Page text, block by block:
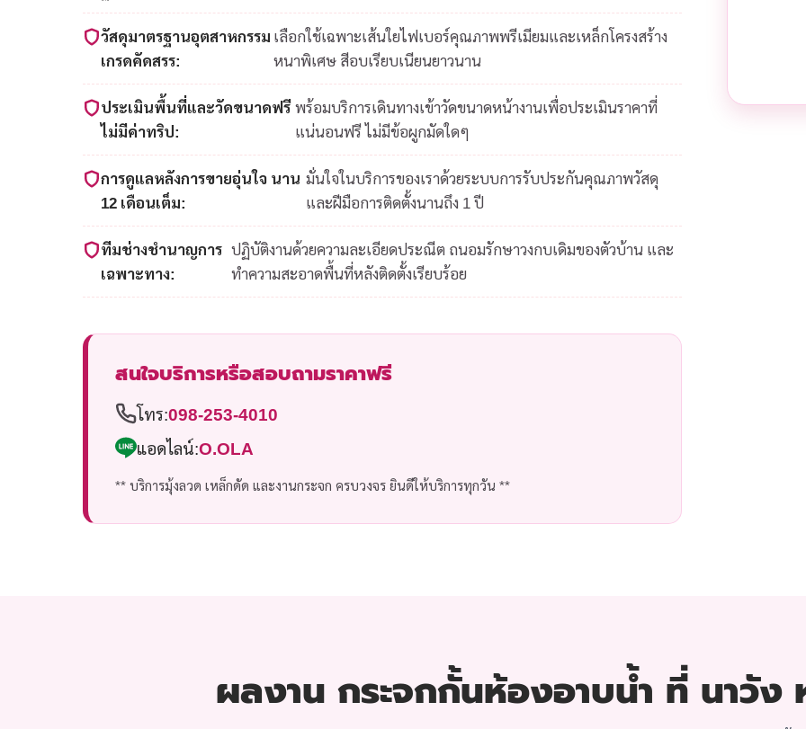
วัสดุมาตรฐานอุตสาหกรรม
เกรดคัดสรร:
เลือกใช้เฉพาะเส้นใยไฟเบอร์คุณภาพพรีเมียมและเหล็กโครงสร้าง
หนาพิเศษ สีอบเรียบเนียนยาวนาน
ประเมินพื้นที่และวัดขนาดฟรี
ไม่มีค่าทริป:
พร้อมบริการเดินทางเข้าวัดขนาดหน้างานเพื่อประเมินราคาที่
แน่นอนฟรี ไม่มีข้อผูกมัดใดๆ
การดูแลหลังการขายอุ่นใจ นาน
12 เดือนเต็ม:
มั่นใจในบริการของเราด้วยระบบการรับประกันคุณภาพวัสดุ
และฝีมือการติดตั้งนานถึง 1 ปี
ทีมช่างชำนาญการ
เฉพาะทาง:
ปฏิบัติงานด้วยความละเอียดประณีต ถนอมรักษาวงกบเดิมของตัวบ้าน และ
ทำความสะอาดพื้นที่หลังติดตั้งเรียบร้อย
สนใจบริการหรือสอบถามราคาฟรี
โทร:098-253-4010
แอดไลน์:O.OLA
** บริการมุ้งลวด เหล็กดัด และงานกระจก ครบวงจร ยินดีให้บริการทุกวัน **
ผลงาน กระจกกั้นห้องอาบน้ำ ที่ นาวัง